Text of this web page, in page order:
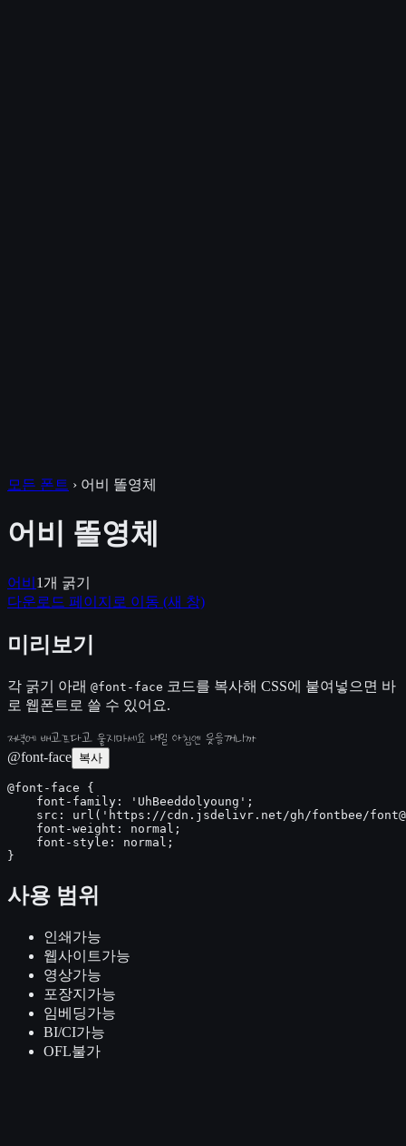
모든 폰트 › 어비 똘영체
어비 똘영체
어비 1 개 굵기
다운로드 페이지로 이동 (새 창)
미리보기
각 굵기 아래 @font-face 코드를 복사해 CSS에 붙여넣으면 바
로 웹폰트로 쓸 수 있어요.
저녁에 배고프다고 울지마세요 내일 아침엔 웃을꺼니까
@font-face 복사
@font-face {
    font-family: 'UhBeeddolyoung';
src: url('https://cdn.jsdelivr.net/gh/fontbee/
    font-weight: normal;
    font-style: normal;
}
사용 범위
인쇄 가능
웹사이트가능
영상가능
포장지 가능
임베딩가능
BI/CI가능
OFL불가